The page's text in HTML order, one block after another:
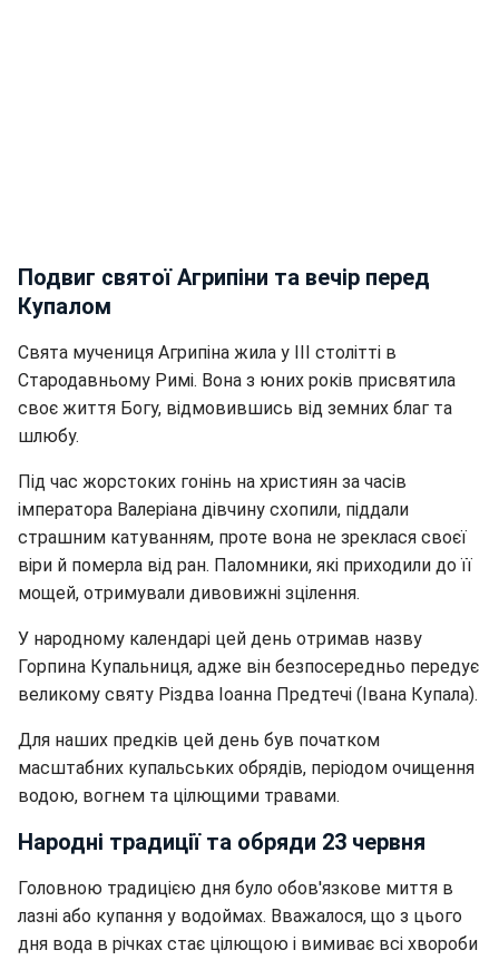
Подвиг святої Агрипіни та вечір перед
Купалом
Свята мучениця Агрипіна жила у III столітті в
Стародавньому Римі. Вона з юних років присвятила
своє життя Богу, відмовившись від земних благ та
шлюбу.
Під час жорстоких гонінь на християн за часів
імператора Валеріана дівчину схопили, піддали
страшним катуванням, проте вона не зреклася своєї
віри й померла від ран. Паломники, які приходили до її
мощей, отримували дивовижні зцілення.
У народному календарі цей день отримав назву
Горпина Купальниця, адже він безпосередньо передує
великому святу Різдва Іоанна Предтечі (Івана Купала).
Для наших предків цей день був початком
масштабних купальських обрядів, періодом очищення
водою, вогнем та цілющими травами.
Народні традиції та обряди 23 червня
Головною традицією дня було обов'язкове миття в
лазні або купання у водоймах. Вважалося, що з цього
дня вода в річках стає цілющою і вимиває всі хвороби